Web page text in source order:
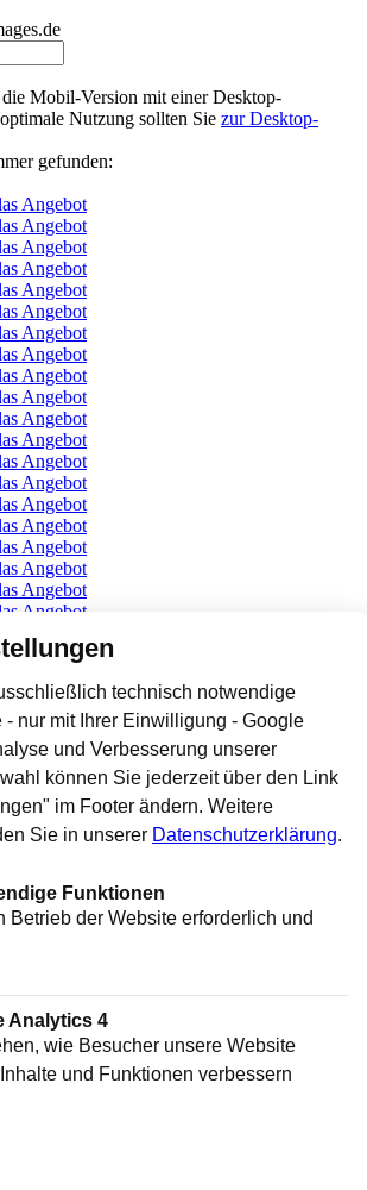
die Mobil-Version mit einer Desktop-
Nutzung sollten Sie zur Desktop-
gefunden:
technisch notwendige
- nur mit Ihrer Einwilligung - Google
und Verbesserung unserer
können Sie jederzeit über den Link
im Footer ändern. Weitere
Sie in unserer Datenschutzerklärung.
Funktionen
Betrieb der Website erforderlich und
Analytics 4
wie Besucher unsere Website
und Funktionen verbessern